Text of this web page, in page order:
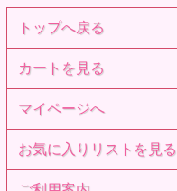
トップへ戻る
カートを見る
マイページへ
お気に入りリストを見る